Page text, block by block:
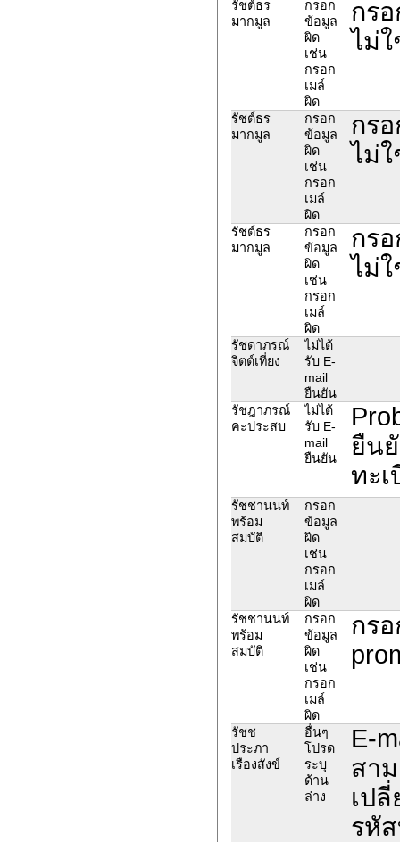
รัชต์ธร
มากมูล
กรอก
ข้อมูล
ผิด
เช่น
กรอก
เมล์
ผิด
กร
ไม่
รัชต์ธร
มากมูล
กรอก
ข้อมูล
ผิด
เช่น
กรอก
เมล์
ผิด
กร
ไม่
รัชต์ธร
มากมูล
กรอก
ข้อมูล
ผิด
เช่น
กรอก
เมล์
ผิด
กร
ไม่
รัชดาภรณ์
จิตต์เที่ยง
ไม่ได้
รับ E-
mail
ยืนยัน
รัชฎาภรณ์
คะประสบ
ไม่ได้
รับ E-
mail
ยืนยัน
ยืน
ทะ
รัชชานนท์
พร้อม
สมบัติ
กรอก
ข้อมูล
ผิด
เช่น
กรอก
เมล์
ผิด
รัชชานนท์
พร้อม
สมบัติ
กรอก
ข้อมูล
ผิด
เช่น
กรอก
เมล์
ผิด
กร
รัชช
ประภา
เรืองสังข์
อื่นๆ
โปรด
ระบุ
ด้าน
ล่าง
E-
สา
เป
รหั